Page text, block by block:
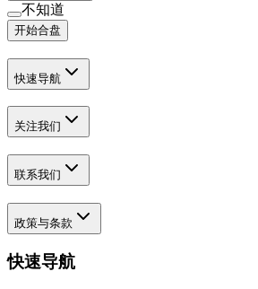
不知道
开始合盘
快速导航
关注我们
联系我们
政策与条款
快速导航